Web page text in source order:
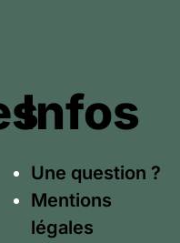
Infos
Une question ?
Mentions
légales